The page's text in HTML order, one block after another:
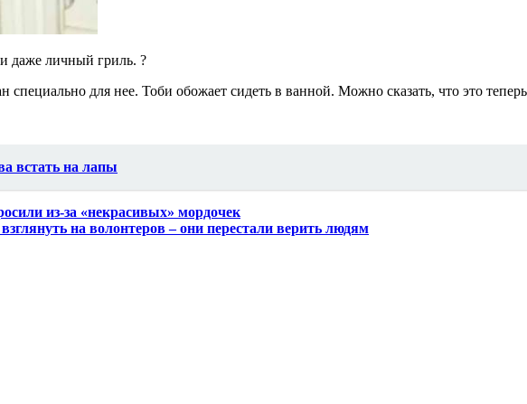
и даже личный гриль. ?
для нее. Тоби обожает сидеть в ванной. Можно сказать, что это
встать на лапы
из-за «некрасивых» мордочек
на волонтеров – они перестали верить людям